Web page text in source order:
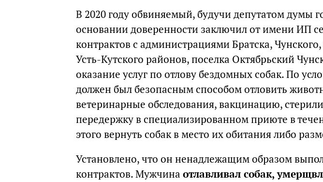
В 2020 году обвиняемый, будучи депутатом думы
основании доверенности заключил от имени ИП
контрактов с администрациями Братска,
Усть-Кутского районов, поселка Октябрьский
оказание услуг по отлову бездомных собак. По
должен был безопасным способом отловить
ветеринарные обследования, вакцинацию,
передержку в специализированном приюте в
этого вернуть собак в место их обитания либо
Установлено, что он ненадлежащим образом
контрактов. Мужчина отлавливал собак,